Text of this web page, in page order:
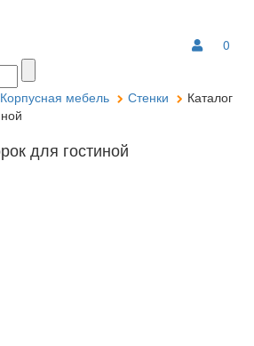
0
Корпусная мебель Стенки
Каталог
для гостиной